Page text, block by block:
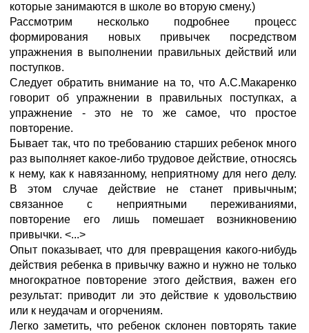
которые занимаются в школе во вторую смену.)
Рассмотрим несколько подробнее процесс
формирования новых привычек посредством
упражнения в выполнении правильных действий или
поступков.
Следует обратить внимание на то, что А.С.Макаренко
говорит об упражнении в правильных поступках, а
упражнение - это не то же самое, что простое
повторение.
Бывает так, что по требованию старших ребенок много
раз выполняет какое-либо трудовое действие, относясь
к нему, как к навязанному, неприятному для него делу.
В этом случае действие не станет привычным;
связанное с неприятными переживаниями,
повторение его лишь помешает возникновению
привычки. <...>
Опыт показывает, что для превращения какого-нибудь
действия ребенка в привычку важно и нужно не только
многократное повторение этого действия, важен его
результат: приводит ли это действие к удовольствию
или к неудачам и огорчениям.
Легко заметить, что ребенок склонен повторять такие